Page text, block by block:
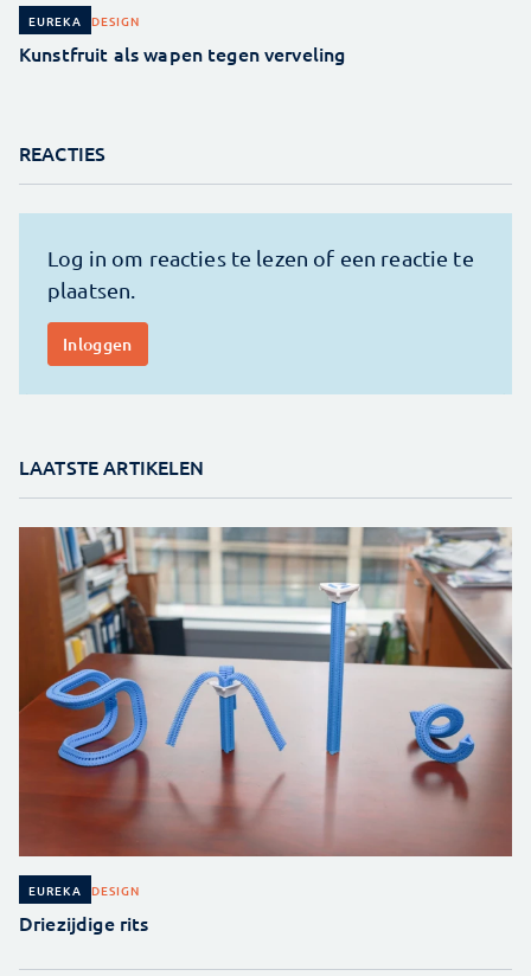
EUREKA DESIGN
Kunstfruit als wapen tegen verveling
REACTIES
LAATSTE ARTIKELEN
EUREKA DESIGN
Driezijdige rits